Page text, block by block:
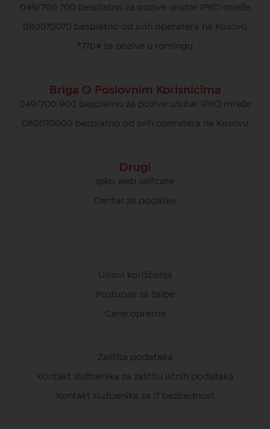
049/700 700 besplatno za pozive unutar IPKO mreže
080070070 besplatno od svih operatera na Kosovu
*770# za pozive u romingu
Briga O Poslovnim Korisnicima
049/700 900 besplatno za pozive unutar IPKO mreže
080070000 besplatno od svih operatera na Kosovu
Drugi
Ipko web selfcare
Centar za podatke
Uslovi korišćenja
Postupak za žalbe
Cene opreme
Zaštita podataka
Kontakt službenika za zaštitu ličnih podataka
Kontakt službenika za IT bezbednost